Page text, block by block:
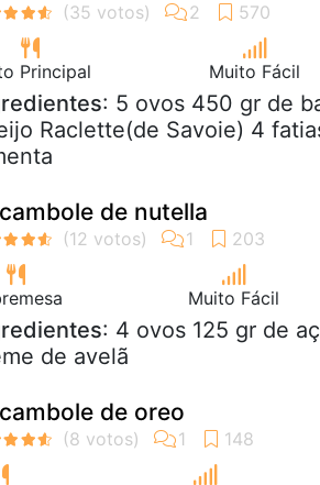
Principal Muito Fácil
: 5 ovos 450 gr de
Raclette(de Savoie) 4
de nutella
Muito Fácil
: 4 ovos 125 gr de
de avelã
de oreo